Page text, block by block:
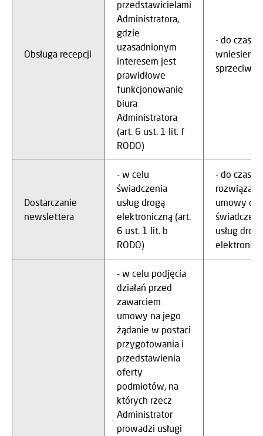
Obsługa recepcji
przedstawicielami
Administratora,
gdzie
uzasadnionym
interesem jest
prawidłowe
funkcjonowanie
biura
Administratora
(art. 6 ust. 1 lit. f
RODO)
- do czasu
wniesienia
sprzeciwu
Dostarczanie
newslettera
- w celu
świadczenia
usług drogą
elektroniczną (art.
6 ust. 1 lit. b
RODO)
- do czasu
umowy o
usług drogą
- w celu podjęcia
działań przed
zawarciem
umowy na jego
żądanie w postaci
przygotowania i
przedstawienia
oferty
podmiotów, na
których rzecz
Administrator
prowadzi usługi